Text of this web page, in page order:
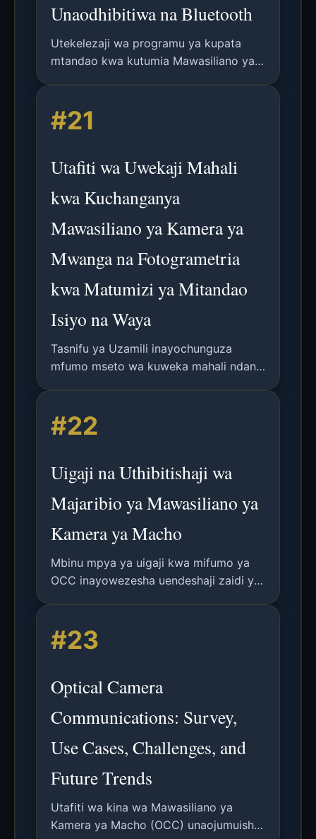
Unaodhibitiwa na Bluetooth
Utekelezaji wa programu ya kupata
mtandao kwa kutumia Mawasiliano ya
kusimbua ishara za mwanga kutoka
kwa LED na kufikia tovuti husika.
#21
Utafiti wa Uwekaji Mahali
kwa Kuchanganya
Mawasiliano ya Kamera ya
Mwanga na Fotogrametria
kwa Matumizi ya Mitandao
Isiyo na Waya
Tasnifu ya Uzamili inayochunguza
mfumo mseto wa kuweka mahali ndani
(OCC) kwa usambazaji wa data na
fotogrametria kwa uwekaji wa 3D.
#22
Uigaji na Uthibitishaji wa
Majaribio ya Mawasiliano ya
Kamera ya Macho
Mbinu mpya ya uigaji kwa mifumo ya
OCC inayowezesha uendeshaji zaidi ya
kamera mbili.
#23
Optical Camera
Communications: Survey,
Use Cases, Challenges, and
Future Trends
Utafiti wa kina wa Mawasiliano ya
Kamera ya Macho (OCC) unaojumuisha